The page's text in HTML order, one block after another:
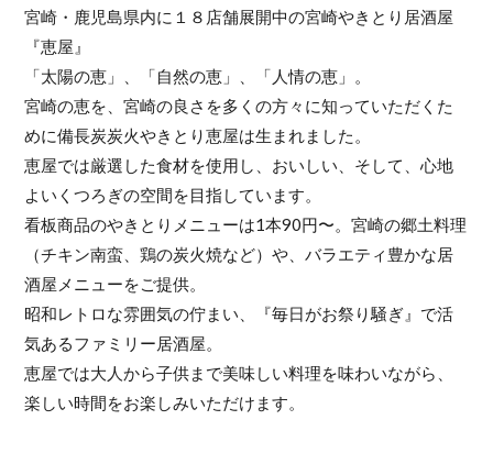
宮崎・鹿児島県内に１８店舗展開中の宮崎やきとり居酒屋
『恵屋』
「太陽の恵」、「自然の恵」、「人情の恵」。
宮崎の恵を、宮崎の良さを多くの方々に知っていただくた
めに備長炭炭火やきとり恵屋は生まれました。
恵屋では厳選した食材を使用し、おいしい、そして、心地
よいくつろぎの空間を目指しています。
看板商品のやきとりメニューは1本90円〜。宮崎の郷土料理
（チキン南蛮、鶏の炭火焼など）や、バラエティ豊かな居
酒屋メニューをご提供。
昭和レトロな雰囲気の佇まい、『毎日がお祭り騒ぎ』で活
気あるファミリー居酒屋。
恵屋では大人から子供まで美味しい料理を味わいながら、
楽しい時間をお楽しみいただけます。